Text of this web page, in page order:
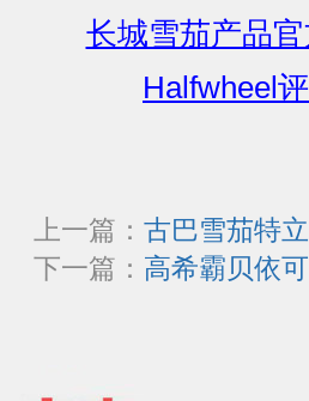
长城雪茄产品
Halfwheel
上一篇： 古巴雪茄特
下一篇： 高希霸贝依